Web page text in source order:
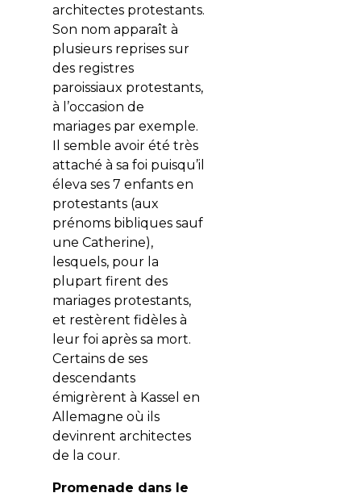
architectes protestants.
Son nom apparaît à
plusieurs reprises sur
des registres
paroissiaux protestants,
à l’occasion de
mariages par exemple.
Il semble avoir été très
attaché à sa foi puisqu’il
éleva ses 7 enfants en
protestants (aux
prénoms bibliques sauf
une Catherine),
lesquels, pour la
plupart firent des
mariages protestants,
et restèrent fidèles à
leur foi après sa mort.
Certains de ses
descendants
émigrèrent à Kassel en
Allemagne où ils
devinrent architectes
de la cour.
Promenade dans le